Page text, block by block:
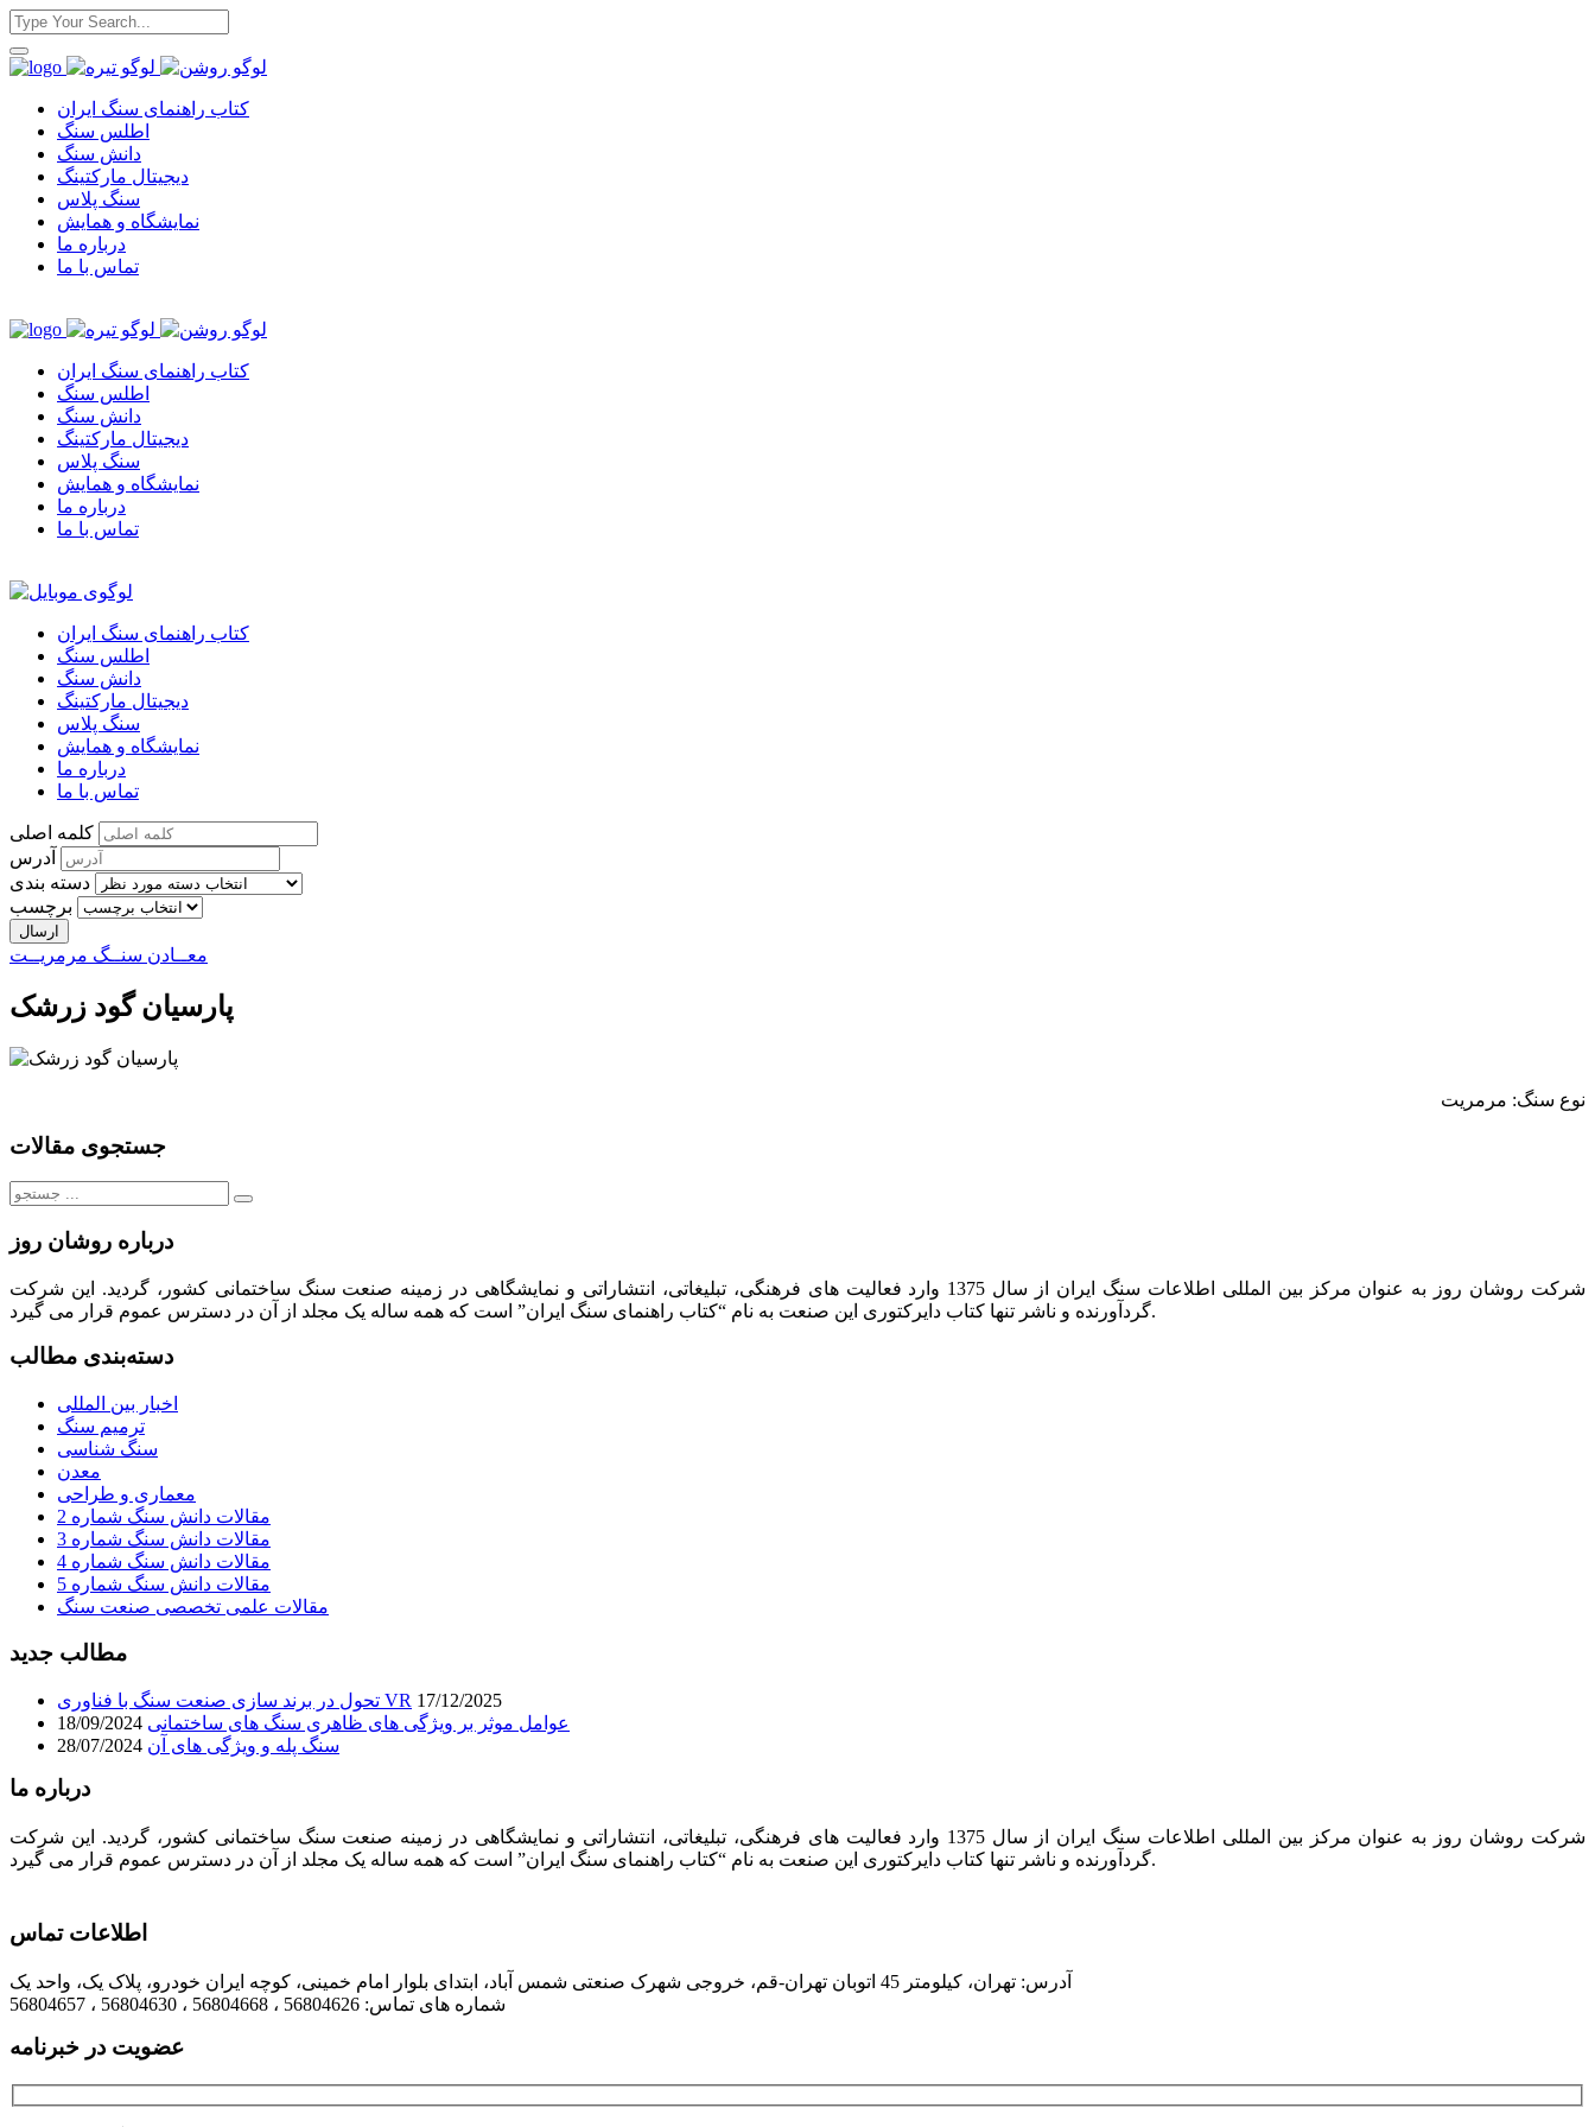
کتاب راهنمای سنگ ایران
اطلس سنگ
دانش سنگ
دیجیتال مارکتینگ
سنگ پلاس
نمایشگاه و همایش
درباره ما
تماس با ما
کتاب راهنمای سنگ ایران
اطلس سنگ
دانش سنگ
دیجیتال مارکتینگ
سنگ پلاس
نمایشگاه و همایش
درباره ما
تماس با ما
کتاب راهنمای سنگ ایران
اطلس سنگ
دانش سنگ
دیجیتال مارکتینگ
سنگ پلاس
نمایشگاه و همایش
درباره ما
تماس با ما
کلمه اصلی
آدرس
دسته بندی
برچسب
معــادن سنــگ مرمریــت
پارسیان گود زرشک
نوع سنگ: مرمریت
جستجوی مقالات
جستجو
درباره روشان روز
شرکت روشان روز به عنوان مرکز بین المللی اطلاعات سنگ ایران از سال 1375 وارد فعالیت های فرهنگی، تبلیغاتی، انتشاراتی و نمایشگاهی در زمینه صنعت سنگ ساختمانی کشور، گردید. این شرکت
گردآورنده و ناشر تنها کتاب دایرکتوری این صنعت به نام “کتاب راهنمای سنگ ایران” است که همه ساله یک مجلد از آن در دسترس عموم قرار می گیرد.
دسته‌بندی مطالب
اخبار بین المللی
ترمیم سنگ
سنگ شناسی
معدن
معماری و طراحی
مقالات دانش سنگ شماره 2
مقالات دانش سنگ شماره 3
مقالات دانش سنگ شماره 4
مقالات دانش سنگ شماره 5
مقالات علمی تخصصی صنعت سنگ
مطالب جدید
تحول در برند سازی صنعت سنگ با فناوری VR 17/12/2025
عوامل موثر بر ویژگی های ظاهری سنگ های ساختمانی 18/09/2024
سنگ پله و ویژگی های آن 28/07/2024
درباره ما
شرکت روشان روز به عنوان مرکز بین المللی اطلاعات سنگ ایران از سال 1375 وارد فعالیت های فرهنگی، تبلیغاتی، انتشاراتی و نمایشگاهی در زمینه صنعت سنگ ساختمانی کشور، گردید. این شرکت
گردآورنده و ناشر تنها کتاب دایرکتوری این صنعت به نام “کتاب راهنمای سنگ ایران” است که همه ساله یک مجلد از آن در دسترس عموم قرار می گیرد.
اطلاعات تماس
آدرس: تهران، کیلومتر 45 اتوبان تهران-قم، خروجی شهرک صنعتی شمس آباد، ابتدای بلوار امام خمینی، کوچه ایران خودرو، پلاک یک، واحد یک
شماره های تماس: 56804626 ، 56804668 ، 56804630 ، 56804657
عضویت در خبرنامه